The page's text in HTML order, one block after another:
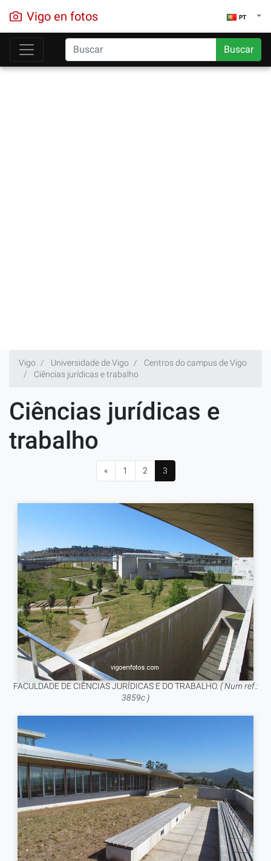
Vigo en fotos PT
Buscar
Vigo Universidade de Vigo
Centros do campus de Vigo
Ciências jurídicas e trabalho
Ciências jurídicas e
trabalho
« 1 2 3
FACULDADE DE CIÊNCIAS JURÍDICAS E DO TRABALHO. ( Num ref.:
3859c )